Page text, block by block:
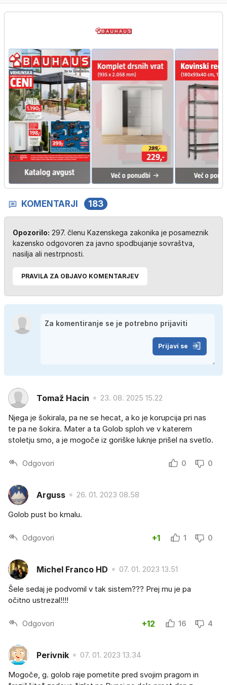
KOMENTARJI 183
Opozorilo: 297. členu Kazenskega zakonika je posameznik
kazensko odgovoren za javno spodbujanje sovraštva,
nasilja ali nestrpnosti.
PRAVILA ZA OBJAVO KOMENTARJEV
Prijavi se
Tomaž Hacin 23. 08. 2025 15.22
Njega je šokirala, pa ne se hecat, a ko je korupcija pri nas
te pa ne šokira. Mater a ta Golob sploh ve v katerem
stoletju smo, a je mogoče iz goriške luknje prišel na svetlo.
Odgovori 0 0
Arguss 26. 01. 2023 08.58
Golob pust bo kmalu.
Odgovori +1 1 0
Michel Franco HD 07. 01. 2023 13.51
Šele sedaj je podvomil v tak sistem??? Prej mu je pa
očitno ustrezal!!!!
Odgovori +12 16 4
Perivnik 07. 01. 2023 13.34
Mogoče, g. golob raje pometite pred svojim pragom in